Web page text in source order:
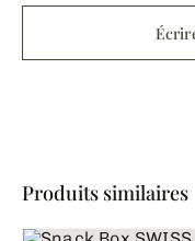
Produits similaires